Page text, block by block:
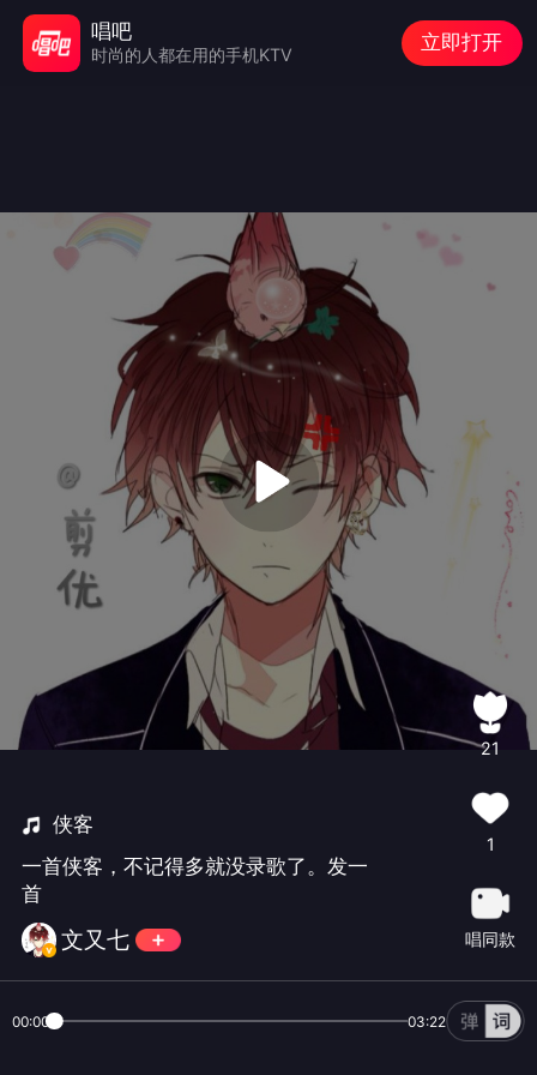
侠客
一首侠客，不记得多就没录歌了。发一
首
文又七
21
1
唱同款
00:00 03:22
唱吧
时尚的人都在用的手机KTV
立即打开